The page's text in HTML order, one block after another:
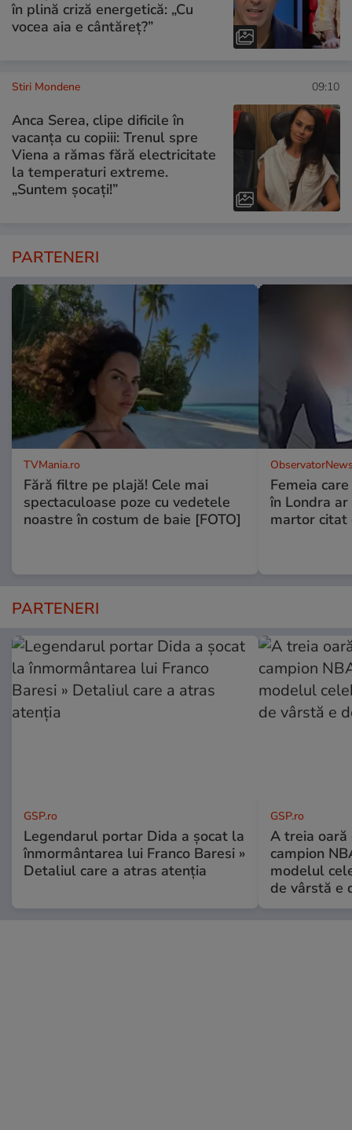
în plină criză energetică: „Cu
vocea aia e cântăreț?”
Stiri Mondene 09:10
Anca Serea, clipe dificile în
vacanța cu copiii: Trenul spre
Viena a rămas fără electricitate
la temperaturi extreme.
„Suntem șocați!”
PARTENERI
TVMania.ro
Fără filtre pe plajă! Cele mai
spectaculoase poze cu vedetele
noastre în costum de baie [FOTO]
Femeia
în Londra ar
martor citat
PARTENERI
GSP.ro
Legendarul portar Dida a șocat la
înmormântarea lui Franco Baresi »
Detaliul care a atras atenția
GSP.ro
A treia oară
campion
modelul
de vârstă e